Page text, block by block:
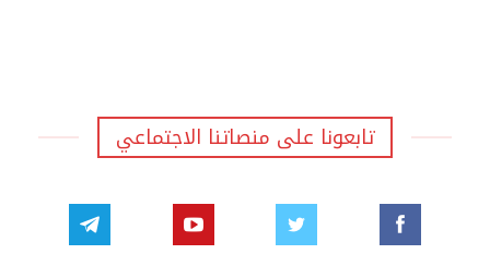
تابعونا على منصاتنا الاجتماعي